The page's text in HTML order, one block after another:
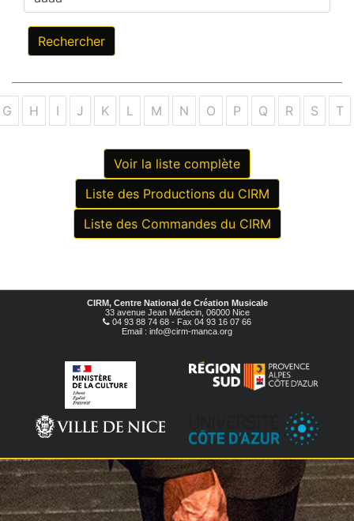
G H I J K L M N O P Q R S T
Voir la liste complète
Liste des Productions du CIRM
Liste des Commandes du CIRM
CIRM, Centre National de Création Musicale
33 avenue Jean Médecin, 06000 Nice
04 93 88 74 68 - Fax 04 93 16 07 66
Email : info@cirm-manca.org